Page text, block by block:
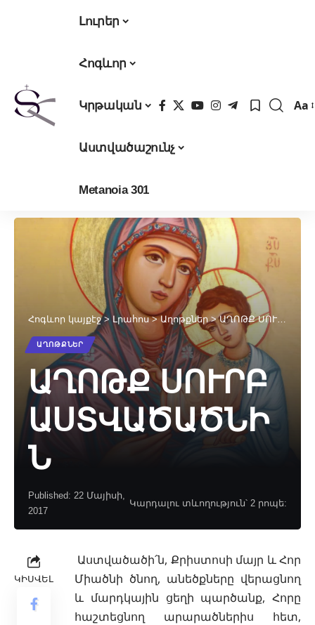
Լուրեր
Հոգևոր
Կրթական
Աստվածաշունչ
Metanoia 301
Aa
Հոգևոր կայքէջ>Լրահոս>Աղոթքներ>ԱՂՈԹՔ ՍՈՒՐԲ ԱՍՏՎԱԾԱԾՆԻՆ
ԱՂՈԹՔՆԵՐ
ԱՂՈԹՔ ՍՈՒՐԲ
ԱՍՏՎԱԾԱԾՆԻ
Ն
Published: 22 Մայիսի,
2017
Կարդալու տևողություն՝ 2 րոպե:
ԿԻՍՎԵԼ
Աստվածածի՛ն, Քրիստոսի մայր և Հոր
Միածնի ծնող, անեծքները վերացնող
և մարդկային ցեղի պարծանք, Հորը
հաշտեցնող արարածներիս հետ,